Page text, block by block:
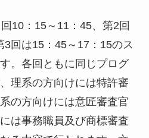
10：15～11：45、第2回
回は15：45～17：15のス
。各回ともに同じプログ
理系の方向けには特許審
の方向けには意匠審査官
は事務職員及び商標審査